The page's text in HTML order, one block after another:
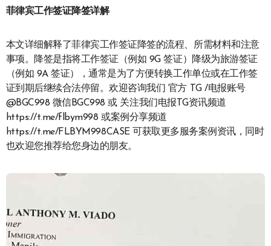
菲律宾工作签证降签详解
本文详细解释了菲律宾工作签证降签的流程、所需材料和注意
事项。降签是指将工作签证（例如 9G 签证）降级为旅游签证
（例如 9A 签证），通常是为了方便转换工作单位或在工作签
证到期后继续合法停留。欢迎咨询我们 官方 TG /电报账号
@BGC998 微信BGC998 或 关注我们电报TG资讯频道
https://t.me/flbym998 或案例分享频道
https://t.me/FLBYM998CASE 可获取更多服务案例资讯，同时
也欢迎您推荐给您身边的朋友。